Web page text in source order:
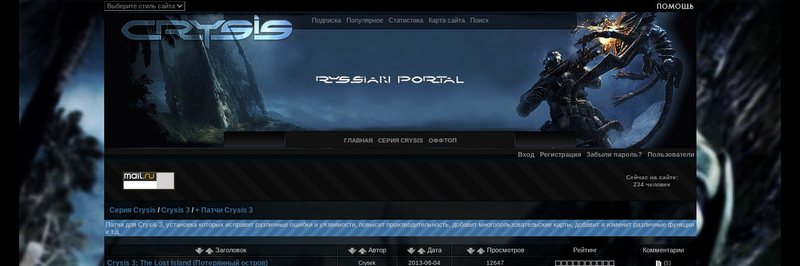
Подписка Популярное Статистика Карта сайта Поиск
ГЛАВНАЯ СЕРИЯ CRYSIS ОФФТОП
Вход Регистрация Забыли пароль? Пользователи
Сейчас на сайте:
234 человек
Серия Crysis /Crysis 3/+ Патчи Crysis 3
Патчи для Crysis 3, установка которых исправит различные ошибки и уязвимости, повысит производительность, добавит многопользовательские карты, добавит и изменит различные функции
и т.д.
Заголовок Автор Дата Просмотров Рейтинг Комментарии
Crysis 3: The Lost Island (Потерянный остров) Crytek 2013-06-04 12647 (1)